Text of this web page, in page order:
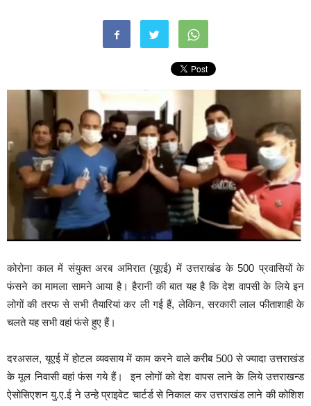
कोरोना काल में संयुक्त अरब अमिरात (यूएई) में उत्तराखंड के 500 प्रवासियों के
फंसने का मामला सामने आया है। हैरानी की बात यह है कि देश वापसी के लिये इन
लोगों की तरफ से सभी तैयारियां कर ली गई हैं, लेकिन, सरकारी लाल फीताशाही के
चलते यह सभी वहां फंसे हुए हैं।
दरअसल, यूएई में होटल व्यवसाय में काम करने वाले करीब 500 से ज्यादा उत्तराखंड
के मूल निवासी वहां फंस गये हैं। इन लोगों को देश वापस लाने के लिये उत्तराखन्ड
ऐसोसिएशन यु.ए.ई ने उन्हे प्राइवेट चार्टर्ड से निकाल कर उत्तराखंड लाने की कोशिश